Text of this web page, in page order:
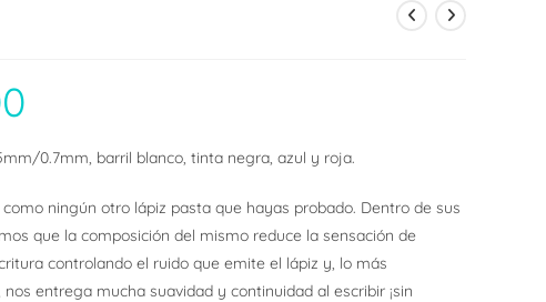
la
$3.000
hasta
0.7mm, barril blanco, tinta negra, azul y roja.
ningún otro lápiz pasta que hayas probado. Dentro de sus
que la composición del mismo reduce la sensación de
controlando el ruido que emite el lápiz y, lo más
entrega mucha suavidad y continuidad al escribir ¡sin